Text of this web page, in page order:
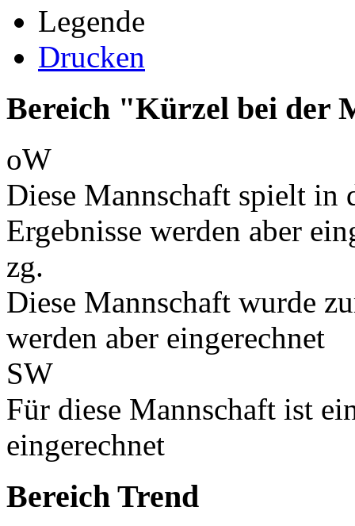
Legende
Drucken
Bereich "Kürzel bei der
oW
Diese Mannschaft spielt in
Ergebnisse werden aber
zg.
Diese Mannschaft wurde
werden aber eingerechnet
SW
Für diese Mannschaft ist
eingerechnet
Bereich Trend